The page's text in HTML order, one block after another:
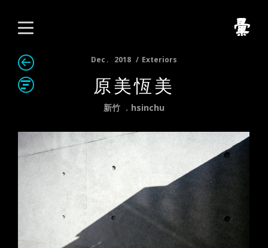
Dec 2018 Exteriors
原美恆美
新竹 hsinchu